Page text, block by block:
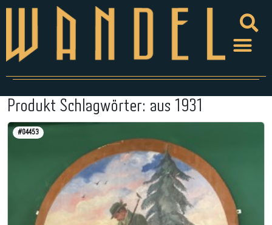
Produkt Schlagwörter: aus 1931
#04453